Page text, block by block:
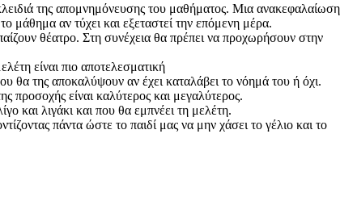
της απομνημόνευσης του μαθήματος. Μια ανακεφαλαίωση
μάθημα αν τύχει και εξεταστεί την επόμενη μέρα.
θέατρο. Στη συνέχεια θα πρέπει να προχωρήσουν στην
είναι πιο αποτελεσματική
θα της αποκαλύψουν αν έχει καταλάβει το νόημά του ή όχι.
είναι καλύτερος και μεγαλύτερος.
και λιγάκι και που θα εμπνέει τη μελέτη.
πάντα ώστε το παιδί μας να μην χάσει το γέλιο και το